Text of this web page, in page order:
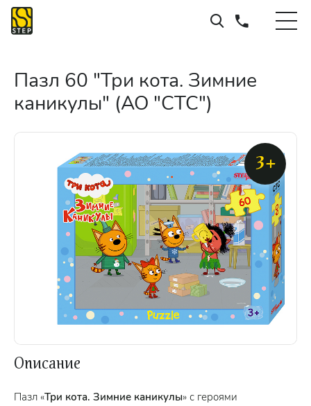
Пазл 60 "Три кота. Зимние
каникулы" (АО "СТС")
3+
Описание
Пазл «Три кота. Зимние каникулы» с героями